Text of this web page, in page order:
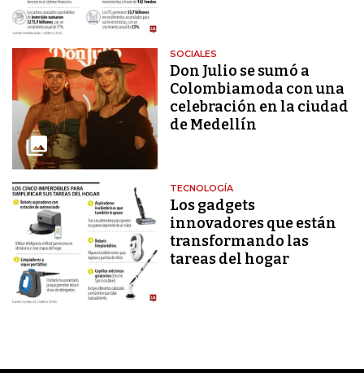
SOCIALES
Don Julio se sumó a
Colombiamoda con una
celebración en la ciudad
de Medellín
TECNOLOGÍA
Los gadgets
innovadores que están
transformando las
tareas del hogar